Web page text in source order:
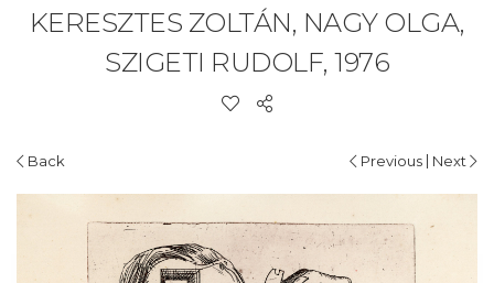
KERESZTES ZOLTÁN, NAGY OLGA,
SZIGETI RUDOLF, 1976
Back Previous | Next